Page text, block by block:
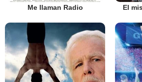
Me llaman Radio El